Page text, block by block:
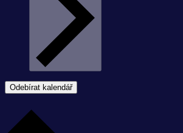
Odebírat kalendář